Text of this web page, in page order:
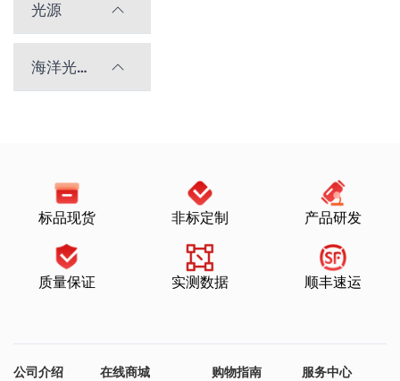
光源
海洋光学光谱仪
标品现货 非标定制 产品研发
质量保证 实测数据 顺丰速运
公司介绍 在线商城 购物指南 服务中心